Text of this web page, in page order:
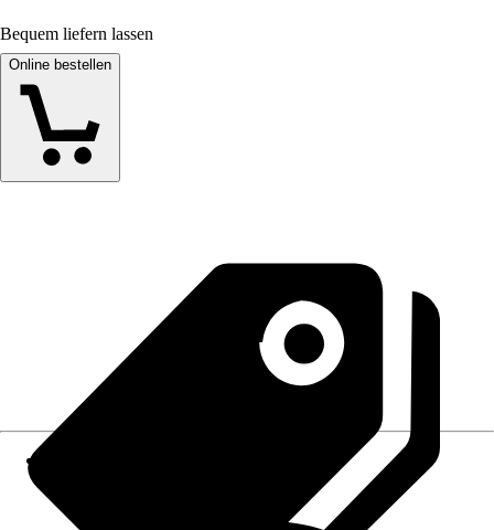
Bequem liefern lassen
Online bestellen